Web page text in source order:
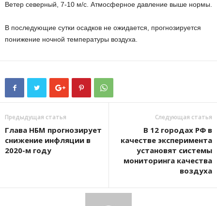
Ветер северный, 7-10 м/с. Атмосферное давление выше нормы.
В последующие сутки осадков не ожидается, прогнозируется
понижение ночной температуры воздуха.
Предыдущая статья
Глава НБМ прогнозирует
снижение инфляции в
2020-м году
Следующая статья
В 12 городах РФ в
качестве эксперимента
установят системы
мониторинга качества
воздуха